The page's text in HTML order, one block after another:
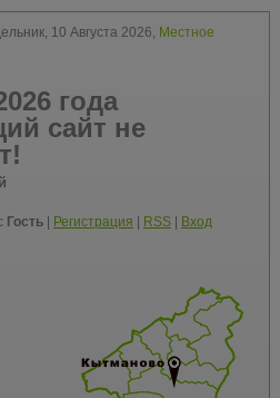
10 Августа 2026, Местное
года
сайт не
Гость| Регистрация RSS| Вход